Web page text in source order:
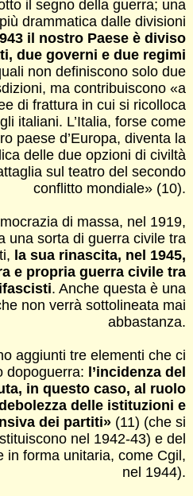
il segno della guerra; una
drammatica dalle divisioni
il nostro Paese è diviso
due governi e due regimi
non definiscono solo due
ma contribuiscono «a
di frattura in cui si ricolloca
italiani. L’Italia, forse come
paese d’Europa, diventa la
delle due opzioni di civiltà
sul teatro del secondo
conflitto mondiale» (10).
di massa, nel 1919,
una sorta di guerra civile tra
la sua rinascita, nel 1945,
e propria guerra civile tra
. Anche questa è una
non verrà sottolineata mai
abbastanza.
aggiunti tre elementi che ci
dopoguerra: l’incidenza del
in questo caso, al ruolo
delle istituzioni e
dei partiti» (11) (che si
nel 1942-43) e del
in forma unitaria, come Cgil,
nel 1944).